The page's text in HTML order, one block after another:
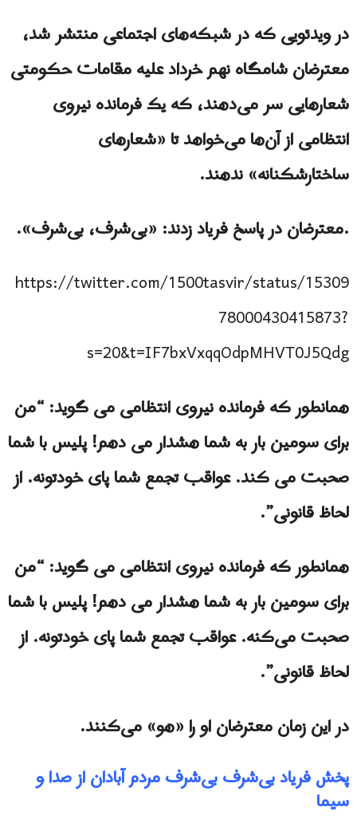
در ویدئویی که در شبکه‌های اجتماعی منتشر شد،
معترضان شامگاه نهم خرداد علیه مقامات حکومتی
شعارهایی سر می‌دهند، كه یک فرمانده نیروی
انتظامی از آن‌ها می‌خواهد تا «شعارهای
ساختارشکنانه» ندهند.
.معترضان در پاسخ فریاد زدند: «بی‌شرف، بی‌شرف».
https://twitter.com/1500tasvir/status/15309
78000430415873?
s=20&t=IF7bxVxqqOdpMHVT0J5Qdg
همانطور که فرمانده نیروی انتظامی می گوید: “من
برای سومین بار به شما هشدار می دهم! پلیس با شما
صحبت می کند. عواقب تجمع شما پای خودتونه. از
لحاظ قانونی”.
همانطور که فرمانده نیروی انتظامی می گوید: “من
برای سومین بار به شما هشدار می دهم! پلیس با شما
صحبت می‌کنه. عواقب تجمع شما پای خودتونه. از
لحاظ قانونی”.
در این زمان معترضان او را «هو» می‌کنند.
پخش فریاد بی‌شرف بی‌شرف مردم آبادان از صدا و
سیما